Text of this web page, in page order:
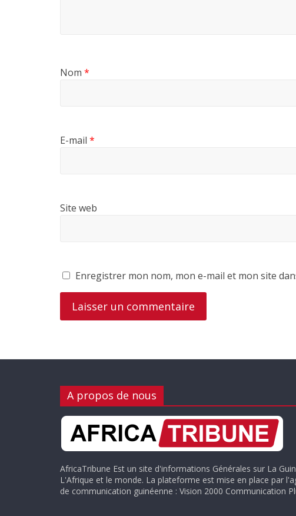
Nom *
E-mail *
Site web
Enregistrer mon nom, mon e-mail et mon site
A propos de nous
AfricaTribune Est un site d'informations Générales sur La
L'Afrique et le monde. La plateforme est mise en place par
de communication guinéenne : Vision 2000 Communication